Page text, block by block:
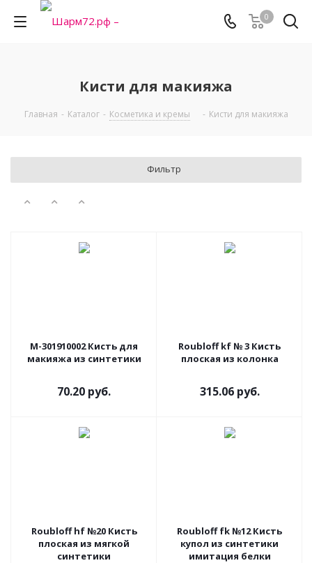
0
Кисти для макияжа
Главная - Каталог - Косметика и кремы - Кисти для макияжа
Фильтр
М-301910002 Кисть для
макияжа из синтетики
70.20 руб.
Roubloff kf № 3 Кисть
плоская из колонка
315.06 руб.
Roubloff hf №20 Кисть
плоская из мягкой
синтетики
Roubloff fk №12 Кисть
купол из синтетики
имитация белки